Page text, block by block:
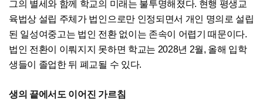
그의 별세와 함께 학교의 미래는 불투명해졌다. 현행 평생교
육법상 설립 주체가 법인으로만 인정되면서 개인 명의로 설립
된 일성여중고는 법인 전환 없이는 존속이 어렵기 때문이다.
법인 전환이 이뤄지지 못하면 학교는 2028년 2월, 올해 입학
생들이 졸업한 뒤 폐교될 수 있다.
생의 끝에서도 이어진 가르침